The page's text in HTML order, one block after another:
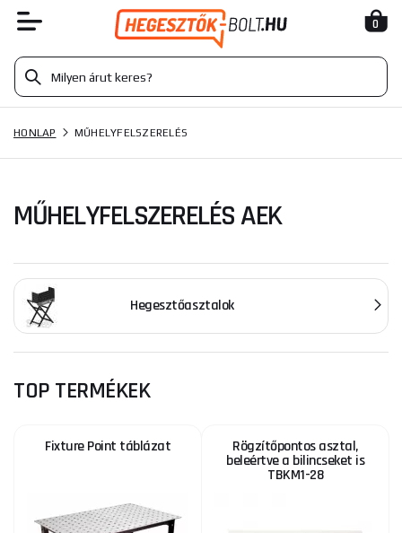
0
HONLAP MŰHELYFELSZERELÉS
MŰHELYFELSZERELÉS AEK
Hegesztőasztalok
TOP TERMÉKEK
Fixture Point táblázat Rögzítőpontos asztal,
beleértve a bilincseket is
TBKM1-28